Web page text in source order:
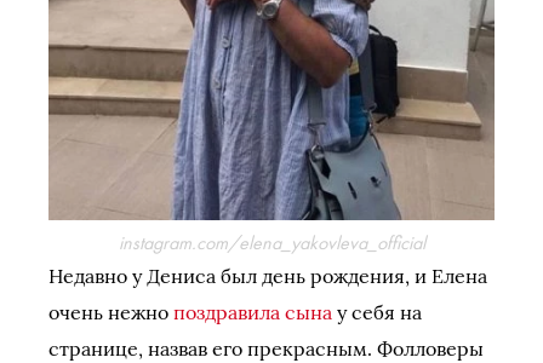
instagram.com/elena_yakovleva_official
Недавно у Дениса был день рождения, и Елена
очень нежно поздравила сына у себя на
странице, назвав его прекрасным. Фолловеры